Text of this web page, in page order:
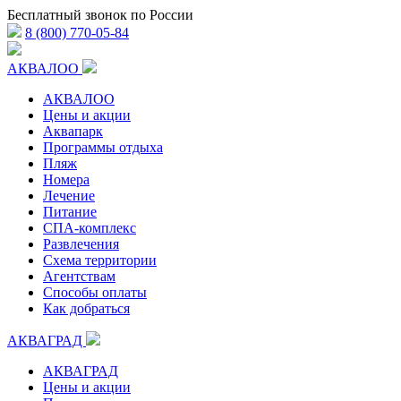
Бесплатный звонок по России
8 (800) 770-05-84
АКВАЛОО
АКВАЛОО
Цены и акции
Аквапарк
Программы отдыха
Пляж
Номера
Лечение
Питание
СПА-комплекс
Развлечения
Схема территории
Агентствам
Способы оплаты
Как добраться
АКВАГРАД
АКВАГРАД
Цены и акции